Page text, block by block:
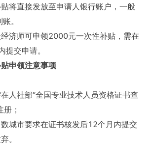
将直接发放至申请人银行账户，一般
。
经济师可申领2000元一次性补贴，需在
提交申请。
申领注意事项
人社部“全国专业技术人员资格证书查
；
城市要求在证书核发后12个月内提交
。